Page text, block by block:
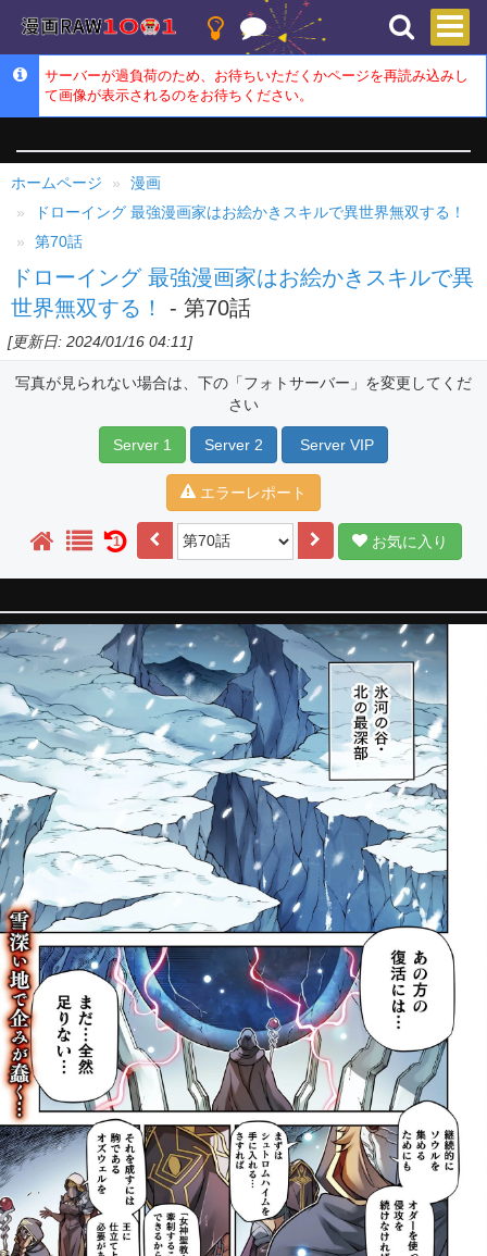
サーバーが過負荷のため、お待ちいただくかページを再読み込みし
て画像が表示されるのをお待ちください。
ホームページ
漫画
ドローイング 最強漫画家はお絵かきスキルで異世界無双する！
第70話
ドローイング 最強漫画家はお絵かきスキルで異
世界無双する！
- 第70話
[更新日: 2024/01/16 04:11]
写真が見られない場合は、下の「フォトサーバー」を変更してくだ
さい
Server 1 Server 2 Server VIP
エラーレポート
1 お気に入り